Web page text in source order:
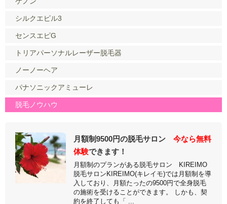
シルクエピル3
センスエピG
トリアパーソナルレーザー脱毛器
ノーノーヘア
パナソニックアミューレ
脱毛ノウハウ
月額制9500円の脱毛サロン 今なら無料
体験できます！
月額制のプランがある脱毛サロン KIREIMO
脱毛サロンKIREIMO(キレイモ)では月額制を導
入しており、月額たったの9500円で全身脱毛
の施術を受けることができます。 しかも、契
約を終了しても「 ...